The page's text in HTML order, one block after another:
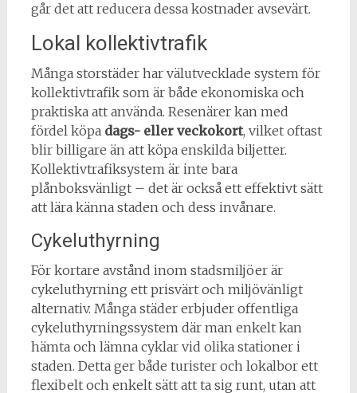
går det att reducera dessa kostnader avsevärt.
Lokal kollektivtrafik
Många storstäder har välutvecklade system för
kollektivtrafik som är både ekonomiska och
praktiska att använda. Resenärer kan med
fördel köpa dags- eller veckokort, vilket oftast
blir billigare än att köpa enskilda biljetter.
Kollektivtrafiksystem är inte bara
plånboksvänligt – det är också ett effektivt sätt
att lära känna staden och dess invånare.
Cykeluthyrning
För kortare avstånd inom stadsmiljöer är
cykeluthyrning ett prisvärt och miljövänligt
alternativ. Många städer erbjuder offentliga
cykeluthyrningssystem där man enkelt kan
hämta och lämna cyklar vid olika stationer i
staden. Detta ger både turister och lokalbor ett
flexibelt och enkelt sätt att ta sig runt, utan att